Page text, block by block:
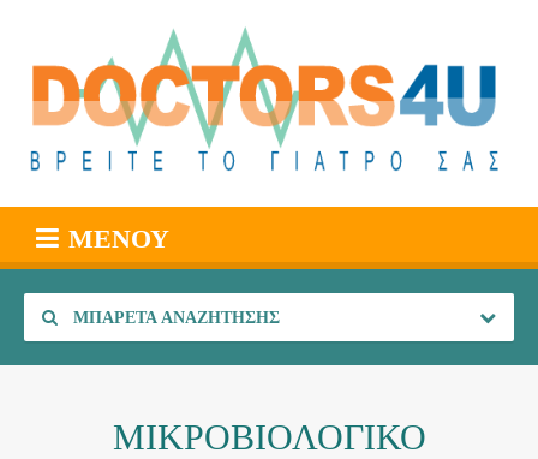
ΜΕΝΟΎ
ΜΠΑΡΈΤΑ ΑΝΑΖΉΤΗΣΗΣ
ΜΙΚΡΟΒΙΟΛΟΓΙΚΟ